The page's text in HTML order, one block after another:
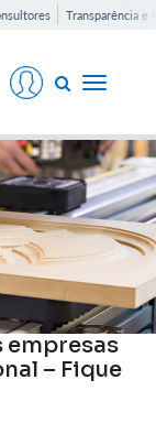
Transparência e
Toggle
empresas
– Fique